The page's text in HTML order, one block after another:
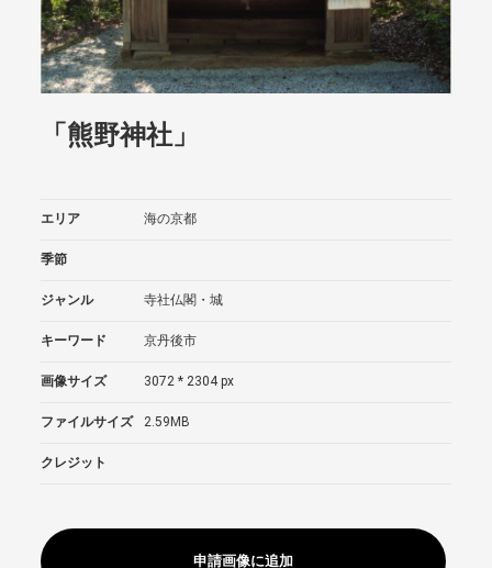
「熊野神社」
エリア 海の京都
季節
ジャンル 寺社仏閣・城
キーワード 京丹後市
画像サイズ 3072 * 2304 px
ファイルサイズ 2.59MB
クレジット
申請画像に追加